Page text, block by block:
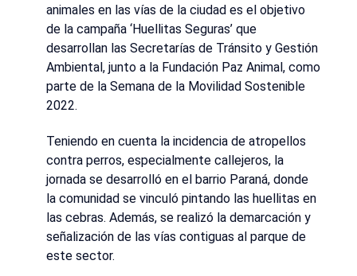
animales en las vías de la ciudad es el objetivo
de la campaña ‘Huellitas Seguras’ que
desarrollan las Secretarías de Tránsito y Gestión
Ambiental, junto a la Fundación Paz Animal, como
parte de la Semana de la Movilidad Sostenible
2022.
Teniendo en cuenta la incidencia de atropellos
contra perros, especialmente callejeros, la
jornada se desarrolló en el barrio Paraná, donde
la comunidad se vinculó pintando las huellitas en
las cebras. Además, se realizó la demarcación y
señalización de las vías contiguas al parque de
este sector.